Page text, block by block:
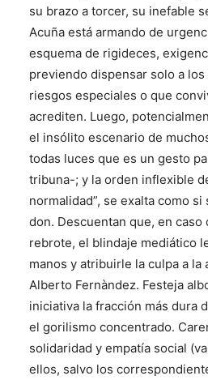
su brazo a torcer, su inefable
Acuña está armando de
esquema de rigideces,
previendo dispensar solo a
riesgos especiales o que
acrediten. Luego,
el insólito escenario de
todas luces que es un gesto
tribuna-; y la orden inflexible
normalidad”, se exalta como
don. Descuentan que, en caso
rebrote, el blindaje mediático
manos y atribuirle la culpa a la
Alberto Fernàndez. Festeja
iniciativa la fracción más dura
el gorilismo concentrado.
solidaridad y empatía social
ellos, salvo los